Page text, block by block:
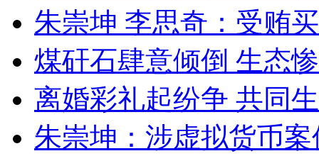
朱崇坤 李思奇：受贿
煤矸石肆意倾倒 生态
离婚彩礼起纷争 共同
朱崇坤：涉虚拟货币